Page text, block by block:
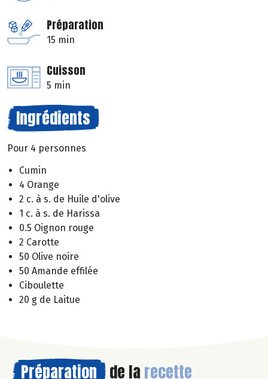
Préparation
15 min
Cuisson
5 min
Ingrédients
Pour 4 personnes
Cumin
4 Orange
2 c. à s. de Huile d'olive
1 c. à s. de Harissa
0.5 Oignon rouge
2 Carotte
50 Olive noire
50 Amande effilée
Ciboulette
20 g de Laitue
Préparation de la recette